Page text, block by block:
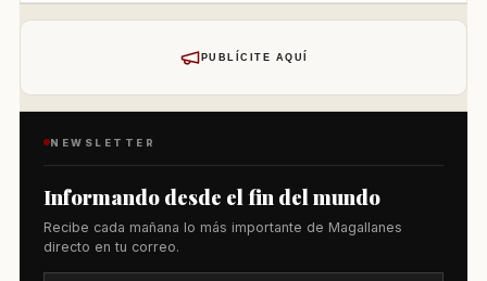
PUBLÍCITE AQUÍ
NEWSLETTER
Informando desde el fin del mundo
Recibe cada mañana lo más importante de Magallanes
directo en tu correo.